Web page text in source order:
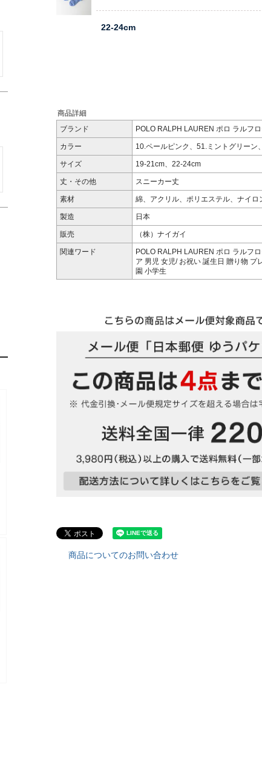
22-24cm
商品詳細
ブランド
POLO RALPH LAUREN ポロ ラルフ
カラー 10.ペールピンク、51.ミントグリーン
サイズ 19-21cm、22-24cm
丈・その他 スニーカー丈
素材 綿、アクリル、ポリエステル、ナイロ
製造 日本
販売 （株）ナイガイ
関連ワード
POLO RALPH LAUREN ポロ ラルフ
ア 男児 女児/ お祝い 誕生日 贈り物
園 小学生
商品についてのお問い合わせ